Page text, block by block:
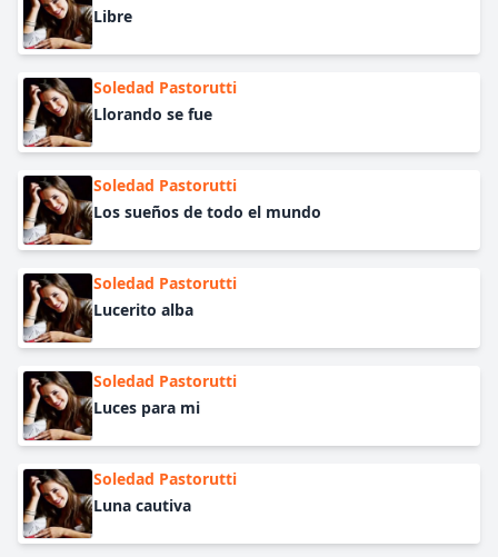
Libre
Soledad Pastorutti
Llorando se fue
Soledad Pastorutti
Los sueños de todo el mundo
Soledad Pastorutti
Lucerito alba
Soledad Pastorutti
Luces para mi
Soledad Pastorutti
Luna cautiva